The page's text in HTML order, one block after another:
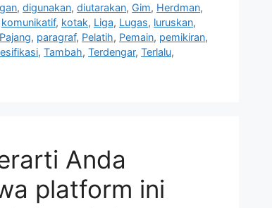
,digunakan,diutarakan, Gim, Herdman,
komunikatif, kotak, Liga, Lugas, luruskan,
Pajang, paragraf, Pelatih, Pemain, pemikiran,
, Tambah, Terdengar, Terlalu,
Anda
platform ini